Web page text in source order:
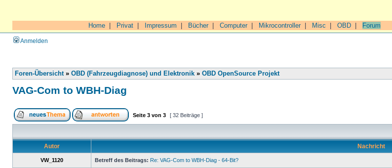
Home Privat Impressum Bücher| Computer| Mikrocontroller| Misc OBD Forum
Anmelden
Foren-Übersicht» OBD (Fahrzeugdiagnose) und Elektronik » OBD OpenSource Projekt
VAG-Com to WBH-Diag
Seite 3 von 3 [ 32 Beiträge ]
Autor Nachricht
VW_1120 Betreff des Beitrags: Re: VAG-Com to WBH-Diag - 64-Bit?